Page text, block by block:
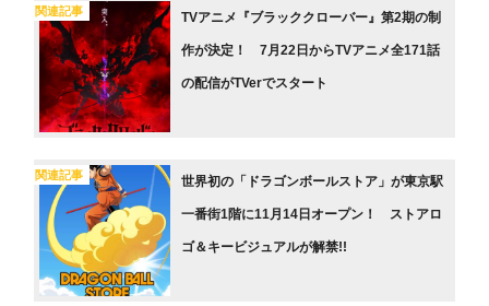
関連記事 TVアニメ『ブラッククローバー』第2期の制
作が決定！ 7月22日からTVアニメ全171話
の配信がTVerでスタート
関連記事 世界初の「ドラゴンボールストア」が東京駅
一番街1階に11月14日オープン！ ストアロ
ゴ＆キービジュアルが解禁!!